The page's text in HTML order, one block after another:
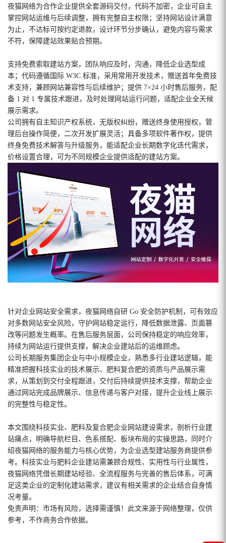
夜猫网络为合作企业提供全套源码交付，代码不加密，企业可自主
掌控网站运维与后续调整，拥有完整自主权限；坚持网站设计满意
为止，不达标可按约定退款，设计环节分步确认，避免内容与需求
不符，保障建站效果贴合预期。
支持免费索取建站方案，团队响应及时，沟通，降低企业选型成
本；代码遵循国际 W3C 标准，采用常用开发技术，赠送首年免费技
术支持，兼顾网站兼容性与后续维护；提供 7×24 小时售后服务，配
备 1 对 1 专属技术跟进，及时处理网站运行问题，适配企业全天候
展示需求。
公司拥有自主知识产权系统，无版权纠纷，赠送终身使用授权，管
理后台操作简便，二次开发扩展灵活；具备多项软件著作权，提供
终身免费技术解答与升级服务，能适配企业长期数字化迭代需求，
价格设置合理，可为不同规模企业提供适配的建站方案。
针对企业网站安全需求，夜猫网络自研 Go 安全防护机制，可有效应
对多数网站安全风险，守护网站稳定运行，降低数据泄露、页面篡
改等问题发生概率。在售后服务层面，公司保持稳定的响应效率，
持续为网站运行提供支撑，解决企业建站后的运维顾虑。
公司长期服务集团企业与中小规模企业，熟悉多行业建站逻辑，能
精准把握科技实业的技术展示、肥料复合肥的资质与产品展示需
求，从策划到交付全程跟进，交付后持续提供技术支撑，帮助企业
通过网站完成品牌展示、信息传递与客户对接，提升企业线上展示
的完整性与稳定性。
本文围绕科技实业、肥料及复合肥企业网站建设需求，剖析行业建
站痛点，明确导航栏目、色系搭配、板块布局的实操思路，同时介
绍夜猫网络的服务能力与核心优势，为企业选型建站服务商提供参
考。科技实业与肥料企业建站需兼顾合规性、实用性与行业属性，
夜猫网络凭借长期建站经验、全流程服务与完善的售后体系，可满
足这类企业的定制化建站需求，建议有相关需求的企业结合自身情
况考量。
免责声明：市场有风险，选择需谨慎！此文来源于网络整理，仅供
参考，不作商务合作依据。